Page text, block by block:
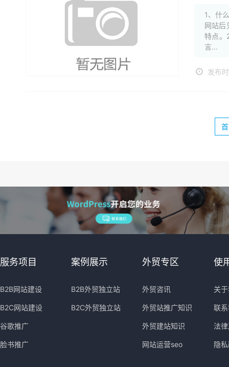
1、什
网站后
特点。
言...
发布
服务项目
B2B网站建设
B2C网站建设
谷歌推广
脸书推广
案例展示
B2B外贸独立站
B2C外贸独立站
外贸专区
外贸咨讯
外贸站推广知识
外贸建站知识
网站运营seo
使
关
联
法
隐